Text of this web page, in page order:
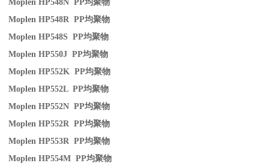
Moplen HP548N PP均聚物
Moplen HP548R PP均聚物
Moplen HP548S PP均聚物
Moplen HP550J PP均聚物
Moplen HP552K PP均聚物
Moplen HP552L PP均聚物
Moplen HP552N PP均聚物
Moplen HP552R PP均聚物
Moplen HP553R PP均聚物
Moplen HP554M PP均聚物